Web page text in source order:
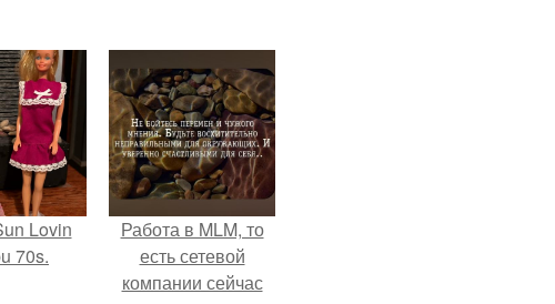
Lovin
70s.
Работа в MLM, то
есть сетевой
компании сейчас